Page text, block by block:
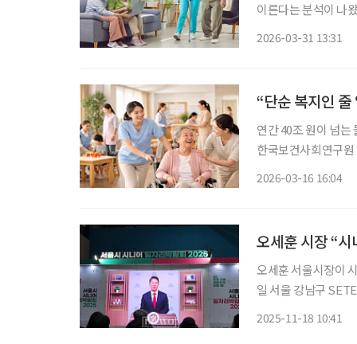
이른다는 분석이 나
2026-03-31 13:31
“단순 복지인 줄
연간 40조 원이 넘는 돌봄
한국보건사회연구원
2026-03-16 16:04
오세훈 시장 “
오세훈 서울시장이 시
일 서울 강남구
2025-11-18 10:41